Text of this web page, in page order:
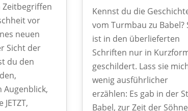
Zeitbegriffen
vor
neuen
Sicht der
du den
Augenblick,
Kennst du die
vom Turmbau zu Babel?
ist in den überlieferten
Schriften nur in
geschildert. Lass sie
wenig ausführlicher
erzählen: Es gab in der
Babel, zur Zeit der Söhne